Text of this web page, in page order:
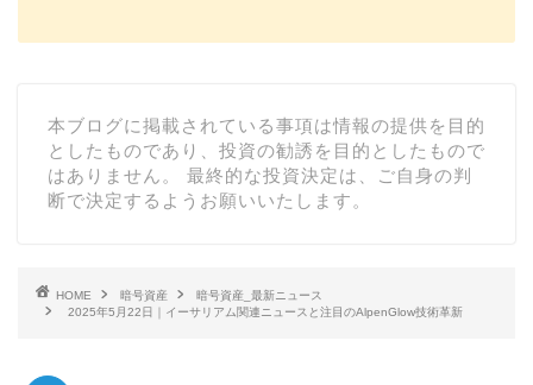
本ブログに掲載されている事項は情報の提供を目的
としたものであり、投資の勧誘を目的としたもので
はありません。 最終的な投資決定は、ご自身の判
断で決定するようお願いいたします。
HOME 暗号資産
暗号資産_最新ニュース
2025年5月22日｜イーサリアム関連ニュースと注目のAlpenGlow技術革新